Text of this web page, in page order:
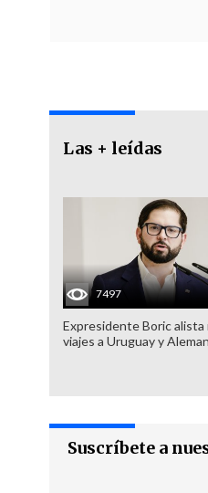
Las + leídas
7497
Expresidente Boric alista
viajes a Uruguay y
Suscríbete a